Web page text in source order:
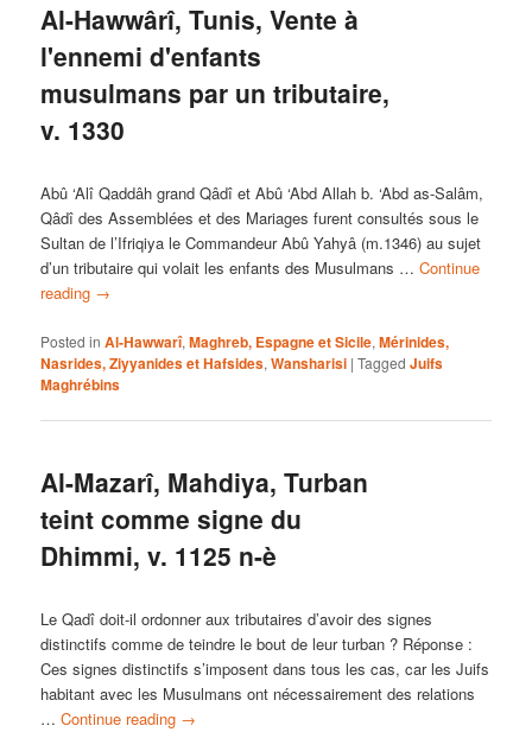
Al-Hawwârî, Tunis, Vente à
l'ennemi d'enfants
musulmans par un tributaire,
v. 1330
Abû ‘Alî Qaddâh grand Qâdî et Abû ‘Abd Allah b. ‘Abd as-Salâm,
Qâdî des Assemblées et des Mariages furent consultés sous le
Sultan de l’Ifriqiya le Commandeur Abû Yahyâ (m.1346) au sujet
d’un tributaire qui volait les enfants des Musulmans …Continue
reading →
Posted in Al-Hawwarî,Maghreb, Espagne et Sicile,Mérinides,
Nasrides, Ziyyanides et Hafsides,Wansharisi |Tagged Juifs
Maghrébins
Al-Mazarî, Mahdiya, Turban
teint comme signe du
Dhimmi, v. 1125 n-è
Le Qadî doit-il ordonner aux tributaires d’avoir des signes
distinctifs comme de teindre le bout de leur turban ? Réponse :
Ces signes distinctifs s’imposent dans tous les cas, car les Juifs
habitant avec les Musulmans ont nécessairement des relations
…Continue reading →